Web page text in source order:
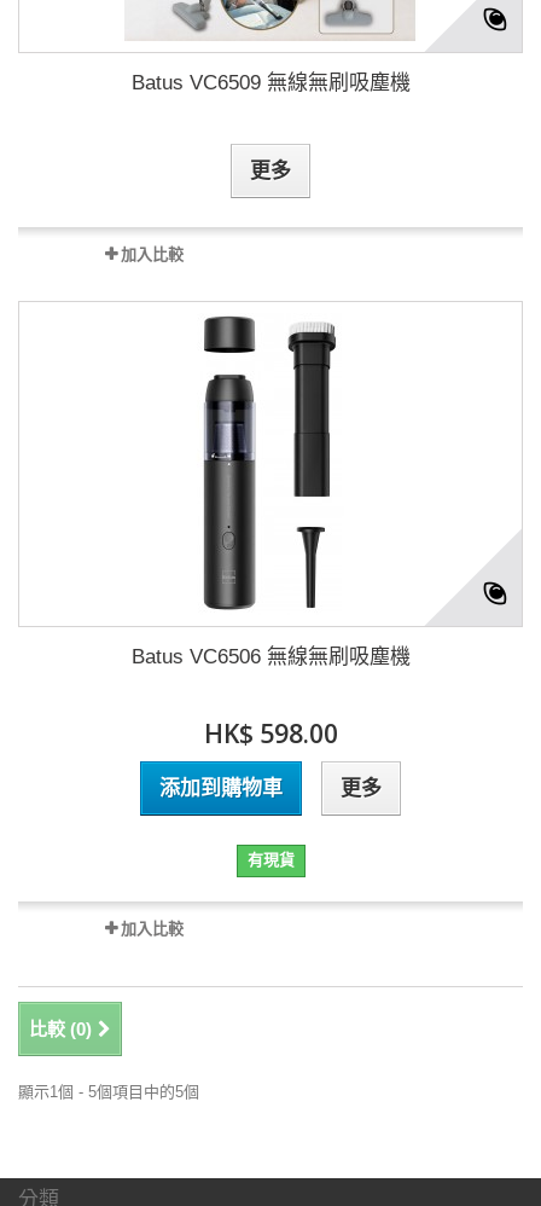
Batus VC6509 無線無刷吸塵機
更多
加入比較
Batus VC6506 無線無刷吸塵機
HK$ 598.00
添加到購物車 更多
有現貨
加入比較
比較 (0)
顯示1個 - 5個項目中的5個
分類